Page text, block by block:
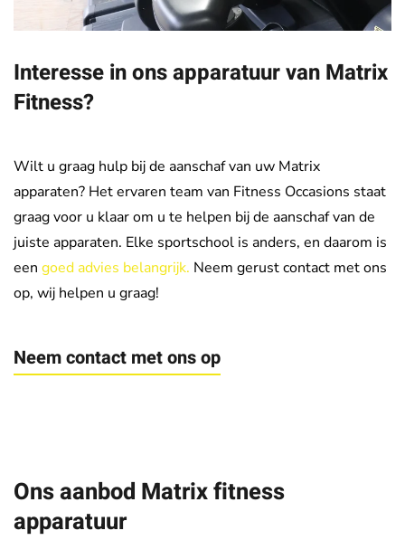
Interesse in ons apparatuur van Matrix
Fitness?
Wilt u graag hulp bij de aanschaf van uw Matrix
apparaten? Het ervaren team van Fitness Occasions staat
graag voor u klaar om u te helpen bij de aanschaf van de
juiste apparaten. Elke sportschool is anders, en daarom is
een goed advies belangrijk. Neem gerust contact met ons
op, wij helpen u graag!
Neem contact met ons op
Ons aanbod Matrix fitness
apparatuur